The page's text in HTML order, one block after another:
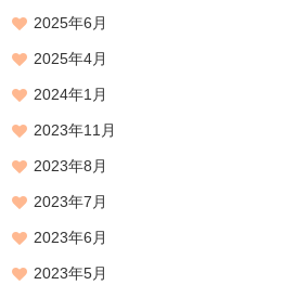
2025年6月
2025年4月
2024年1月
2023年11月
2023年8月
2023年7月
2023年6月
2023年5月